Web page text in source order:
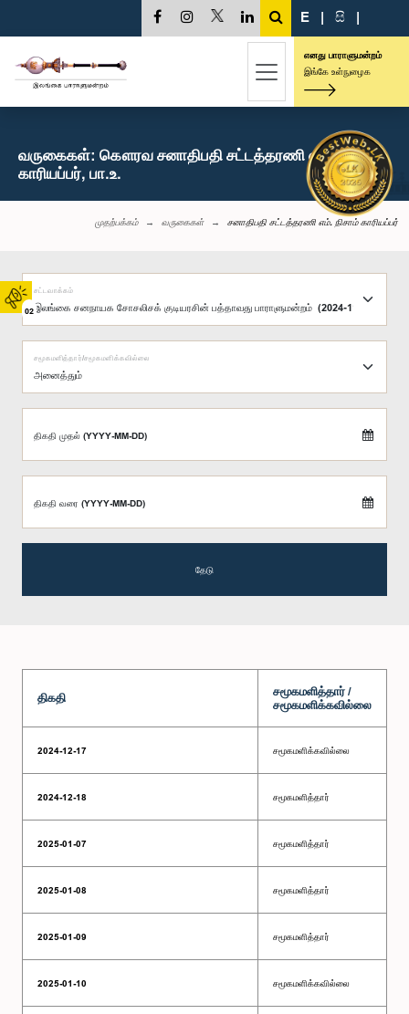
02
E | සි |
எனது பாராளுமன்றம்
இங்கே உள்நுழைக
வருகைகள்: கௌரவ சனாதிபதி சட்டத்தரணி எம். நிசாம்
காரியப்பர், பா.உ.
முதற்பக்கம் வருகைகள் சனாதிபதி சட்டத்தரணி எம். நிசாம் காரியப்பர்
சட்டவாக்கம்
சமூகமளித்தார்/சமூகமளிக்கவில்லை
திகதி முதல் (YYYY-MM-DD)
திகதி வரை (YYYY-MM-DD)
தேடு
திகதி
சமூகமளித்தார் /
சமூகமளிக்கவில்லை
2024-12-17 சமூகமளிக்கவில்லை
2024-12-18 சமூகமளித்தார்
2025-01-07 சமூகமளித்தார்
2025-01-08 சமூகமளித்தார்
2025-01-09 சமூகமளித்தார்
2025-01-10 சமூகமளிக்கவில்லை